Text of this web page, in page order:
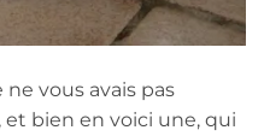
vous avais pas
bien en voici une, qui